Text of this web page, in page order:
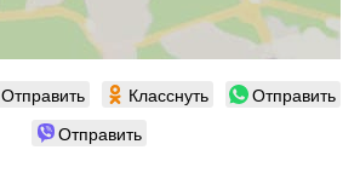
Отправить Класснуть
Отправить
Отправить